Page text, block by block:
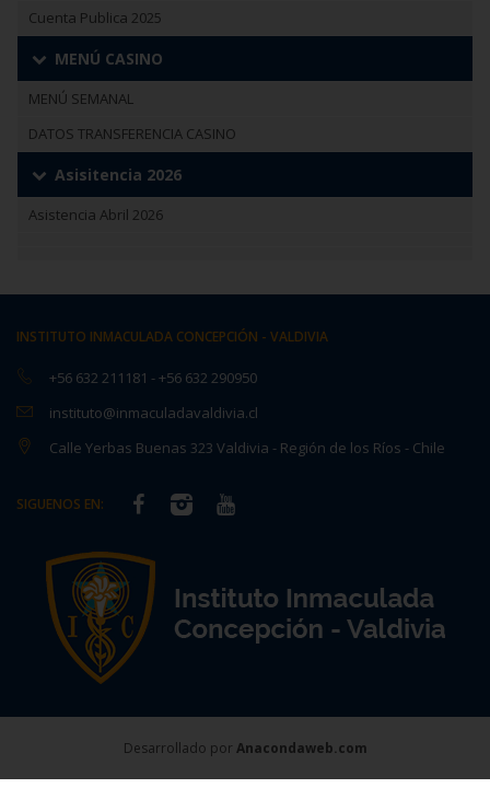
Cuenta Publica 2025
MENÚ CASINO
MENÚ SEMANAL
DATOS TRANSFERENCIA CASINO
Asisitencia 2026
Asistencia Abril 2026
INSTITUTO INMACULADA CONCEPCIÓN - VALDIVIA
+56 632 211181 -+56 632 290950
instituto@inmaculadavaldivia.cl
Calle Yerbas Buenas 323 Valdivia - Región de los Ríos - Chile
SIGUENOS EN:
Desarrollado por Anacondaweb.com